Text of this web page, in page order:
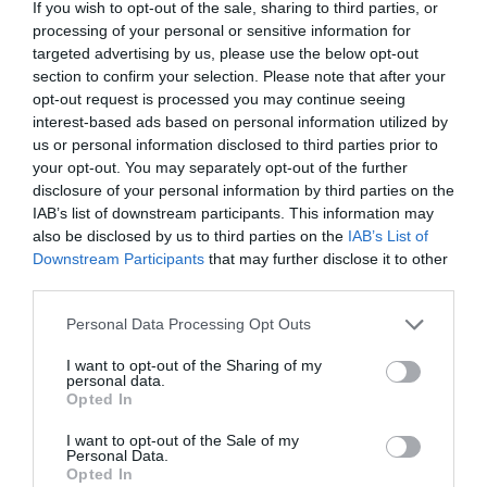
If you wish to opt-out of the sale, sharing to third parties, or
processing of your personal or sensitive information for
targeted advertising by us, please use the below opt-out
section to confirm your selection. Please note that after your
opt-out request is processed you may continue seeing
interest-based ads based on personal information utilized by
us or personal information disclosed to third parties prior to
your opt-out. You may separately opt-out of the further
disclosure of your personal information by third parties on the
IAB’s list of downstream participants. This information may
also be disclosed by us to third parties on the IAB’s List of
Downstream Participants that may further disclose it to other
Personal Data Processing Opt Outs
I want to opt-out of the Sharing of my
personal data.
Opted In
I want to opt-out of the Sale of my
Personal Data.
Opted In
făcut-o”.
Convalescența nu a creat probleme deosebite, deși
Filippo, a explicat clinica, nu era un pacient ușor și a
trebuit să fie stimulat să urmeze tratamentul. Apoi,
duminică, 21 aprilie, a urmat externarea și
întoarcerea la Roma.
>>>Viitor sumbru: în Italia, în 2050, vârstnicii vor fi
de trei ori mai mulți decât tinerii
Când au început problemele
Pe 25 aprilie au început problemele. Băiatul s-a plâns
cel mai apropiat spital, San Carlo di Nancy. Aici,
examinările nu au relevat nimic dramatic și Filippo a